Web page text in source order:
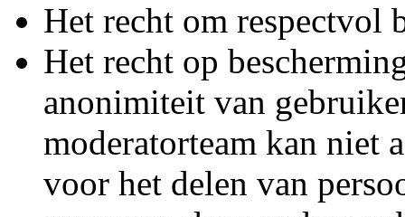
Het recht om respectvol
Het recht op
anonimiteit van
moderatorteam kan niet
voor het delen van